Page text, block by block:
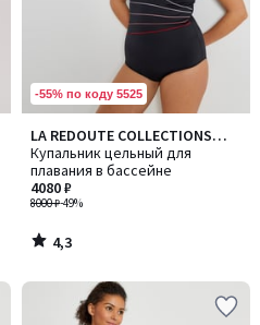
-55% по коду 5525
LA REDOUTE COLLECTIONS
PLUS
Купальник цельный для
плавания в бассейне
8000 ₽-49%
4080 ₽
4,3
/ 5
4,3
/